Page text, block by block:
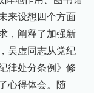
来设想四个方面
，阐释了加强新
吴虚同志从党纪
律处分条例》修
心得体会。随